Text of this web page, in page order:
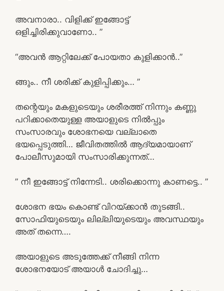
അവനാരാ.. വിളിക്ക് ഇങ്ങോട്ട്
ഒളിച്ചിരിക്കുവാണോ.. ”
“അവൻ ആറ്റിലേക്ക് പോയതാ കുളിക്കാൻ..”
ങ്ങും.. നീ ശരിക്ക് കുളിപ്പിക്കും… ”
തന്റെയും മകളുടെയും ശരീരത്ത് നിന്നും കണ്ണു
പറിക്കാതെയുള്ള അയാളുടെ നിൽപ്പും
സംസാരവും ശോഭനയെ വല്ലാതെ
ഭയപ്പെടുത്തി… ജീവിതത്തിൽ ആദ്യമായാണ്
പോലീസുമായി സംസാരിക്കുന്നത്…
” നീ ഇങ്ങോട്ട് നിന്നേടി.. ശരിക്കൊന്നു കാണട്ടെ.. ”
ശോഭന ഭയം കൊണ്ട് വിറയ്ക്കാൻ തുടങ്ങി..
സോഫിയുടെയും ലില്ലിയുടെയും അവസ്ഥയും
അത് തന്നെ….
അയാളുടെ അടുത്തേക്ക് നീങ്ങി നിന്ന
ശോഭനയോട് അയാൾ ചോദിച്ചു…